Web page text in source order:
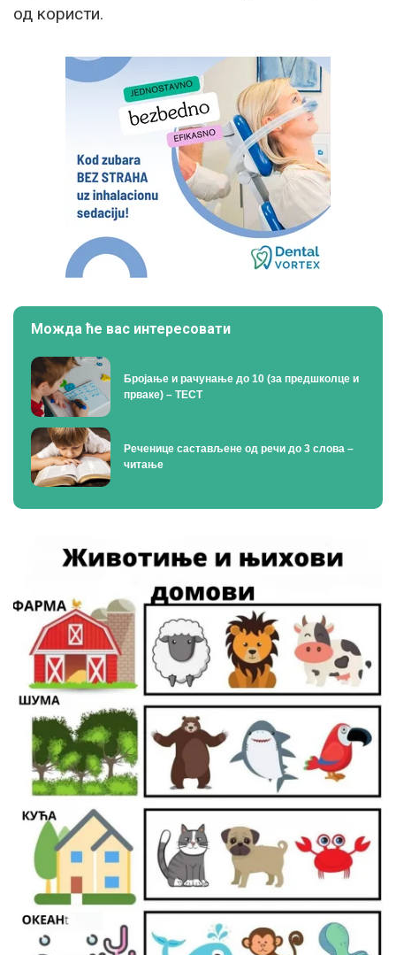
од користи.
Можда ће вас интересовати
Бројање и рачунање до 10 (за предшколце и
прваке) – ТЕСТ
Реченице састављене од речи до 3 слова –
читање